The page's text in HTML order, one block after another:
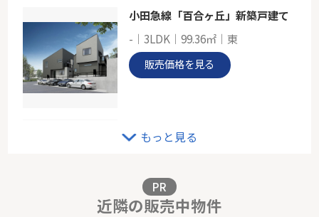
小田急線「百合ヶ丘」新築戸建て
-｜3LDK｜99.36㎡｜東
販売価格を見る
販売価格を見る
もっと見る
PR
近隣の販売中物件